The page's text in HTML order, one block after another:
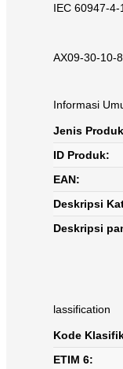
IEC 60947-
AX09-30-10-
Informasi
Jenis
ID Produk:
EAN:
Deskripsi
Deskripsi
lassification
Kode
ETIM 6: